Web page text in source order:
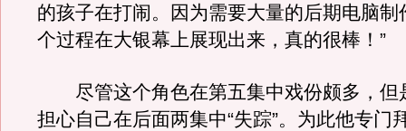
的孩子在打闹。因为需要大量的后期电脑制
个过程在大银幕上展现出来，真的很棒！”
尽管这个角色在第五集中戏份颇多，但
担心自己在后面两集中“失踪”。为此他专门